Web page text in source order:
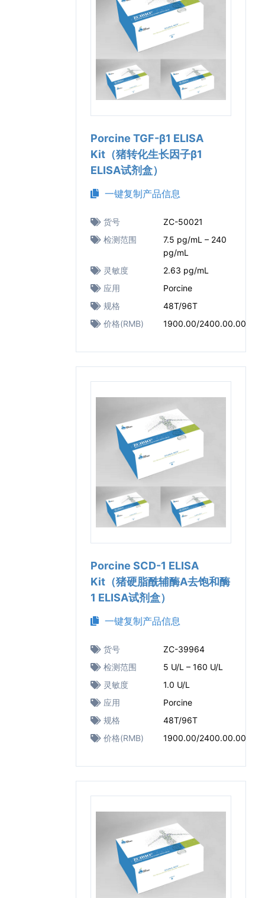
Porcine TGF-β1 ELISA
Kit（猪转化生长因子β1
ELISA试剂盒）
一键复制产品信息
货号
ZC-50021
检测范围
7.5 pg/mL – 240
pg/mL
灵敏度
2.63 pg/mL
应用
Porcine
规格
48T/96T
价格(RMB)
1900.00/2400.00.00
Porcine SCD-1 ELISA
Kit（猪硬脂酰辅酶A去饱和酶
1 ELISA试剂盒）
一键复制产品信息
货号
ZC-39964
检测范围
5 U/L – 160 U/L
灵敏度
1.0 U/L
应用
Porcine
规格
48T/96T
价格(RMB)
1900.00/2400.00.00